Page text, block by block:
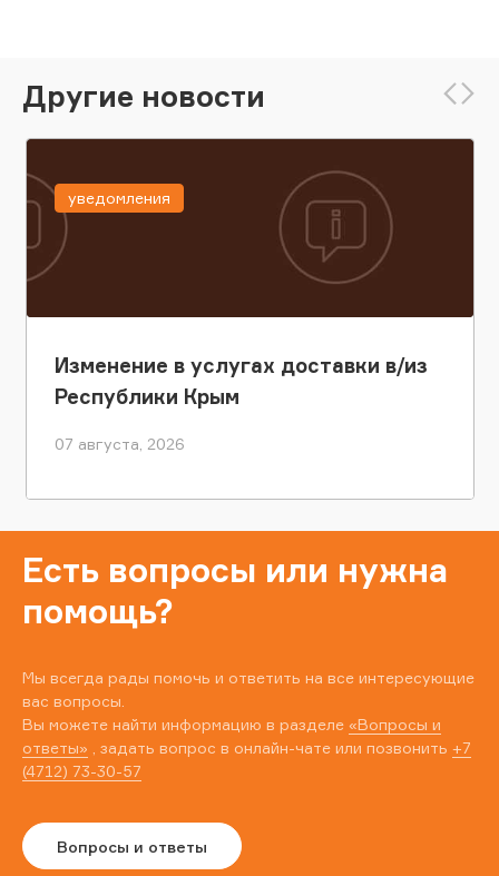
Другие новости
Изменение в услугах доставки в/из
Республики Крым
07 августа, 2026
уведомления
Есть вопросы или нужна
помощь?
Мы всегда рады помочь и ответить на все интересующие
вас вопросы.
Вы можете найти информацию в разделе «Вопросы и
ответы» , задать вопрос в онлайн-чате или позвонить +7
(4712) 73-30-57
Вопросы и ответы